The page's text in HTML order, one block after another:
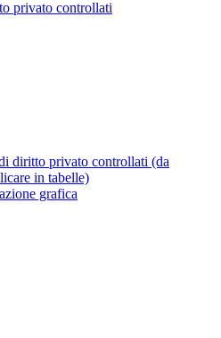
privato controllati
diritto privato controllati (da
in tabelle)
grafica